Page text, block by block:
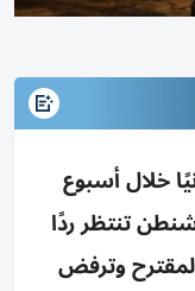
خلال أسبوع
تنتظر ردًا
المقترح وترفض